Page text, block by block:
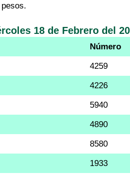
18 de Febrero del
Número
4259
4226
5940
4890
8580
1933